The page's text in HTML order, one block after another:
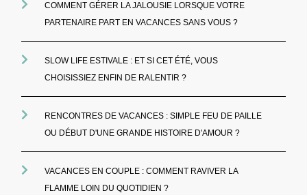
COMMENT GÉRER LA JALOUSIE LORSQUE VOTRE
PARTENAIRE PART EN VACANCES SANS VOUS ?
SLOW LIFE ESTIVALE : ET SI CET ÉTÉ, VOUS
CHOISISSIEZ ENFIN DE RALENTIR ?
RENCONTRES DE VACANCES : SIMPLE FEU DE PAILLE
OU DÉBUT D'UNE GRANDE HISTOIRE D'AMOUR ?
VACANCES EN COUPLE : COMMENT RAVIVER LA
FLAMME LOIN DU QUOTIDIEN ?